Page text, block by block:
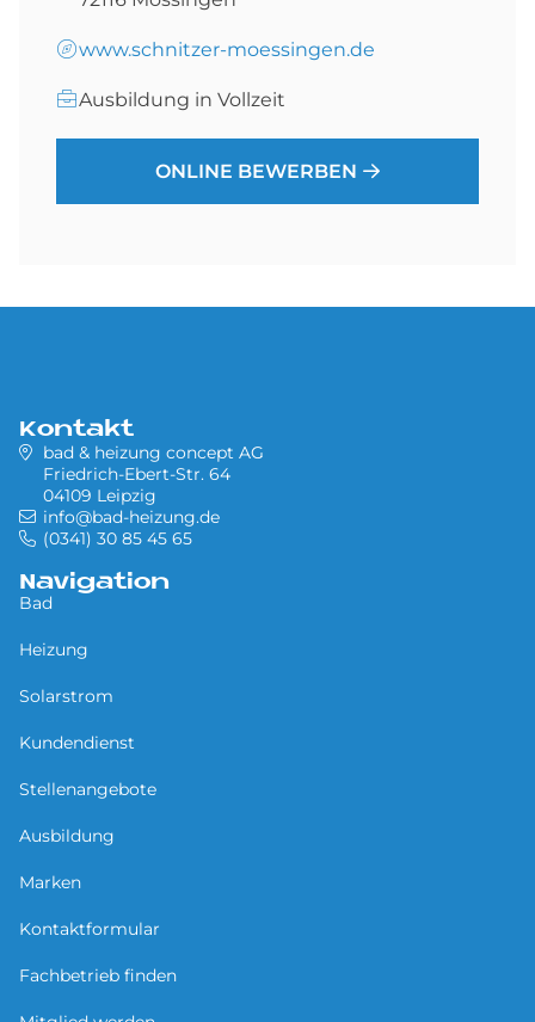
www.schnitzer-moessingen.de
Ausbildung in Vollzeit
ONLINE BEWERBEN
Kontakt
bad & heizung concept AG
Friedrich-Ebert-Str. 64
04109 Leipzig
info@bad-heizung.de
(0341) 30 85 45 65
Navigation
Bad
Heizung
Solarstrom
Kundendienst
Stellenangebote
Ausbildung
Marken
Kontaktformular
Fachbetrieb finden